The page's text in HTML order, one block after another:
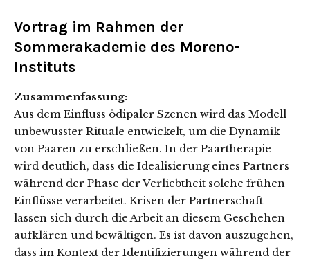
Vortrag im Rahmen der
Sommerakademie des Moreno-
Instituts
Zusammenfassung:
Aus dem Einfluss ödipaler Szenen wird das Modell
unbewusster Rituale entwickelt, um die Dynamik
von Paaren zu erschließen. In der Paartherapie
wird deutlich, dass die Idealisierung eines Partners
während der Phase der Verliebtheit solche frühen
Einflüsse verarbeitet. Krisen der Partnerschaft
lassen sich durch die Arbeit an diesem Geschehen
aufklären und bewältigen. Es ist davon auszugehen,
dass im Kontext der Identifizierungen während der